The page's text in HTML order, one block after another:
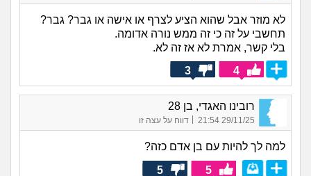
לא מוזר אבל שהוא הציע לצרף או אישה או גבר? גבר?
תחשבי על זה כי זה ממש נורה אדומה.
בלי קשר, אמרת לא אז זה לא.
4
3
רובינו האגדי, בן 28
29/11/25 21:54 דווח על עצה זו
למה לך להיות עם בן אדם כזה?
5
5